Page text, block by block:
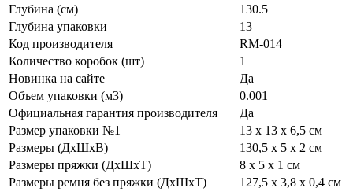
Глубина (см)
130.5
Глубина упаковки
13
Код производителя
RM-014
Количество коробок (шт)
1
Новинка на сайте
Да
Объем упаковки (м3)
0.001
Официальная гарантия производителя
Да
Размер упаковки №1
13 х 13 х 6,5 см
Размеры (ДхШхВ)
130,5 х 5 х 2 см
Размеры пряжки (ДхШхТ)
8 х 5 х 1 см
Размеры ремня без пряжки (ДхШхТ)
127,5 х 3,8 х 0,4 см